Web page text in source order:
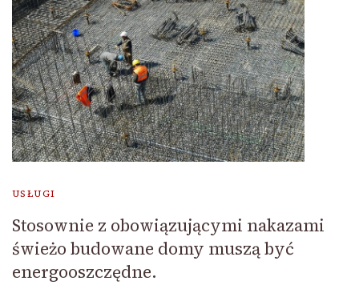
USŁUGI
Stosownie z obowiązującymi nakazami
świeżo budowane domy muszą być
energooszczędne.